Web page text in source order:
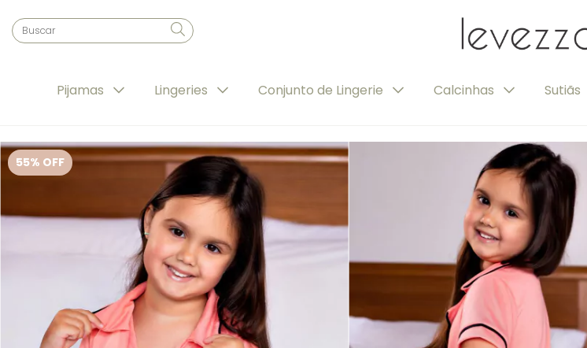
Pijamas Lingeries Conjunto de Lingerie Calcinhas Sutiãs
55% OFF